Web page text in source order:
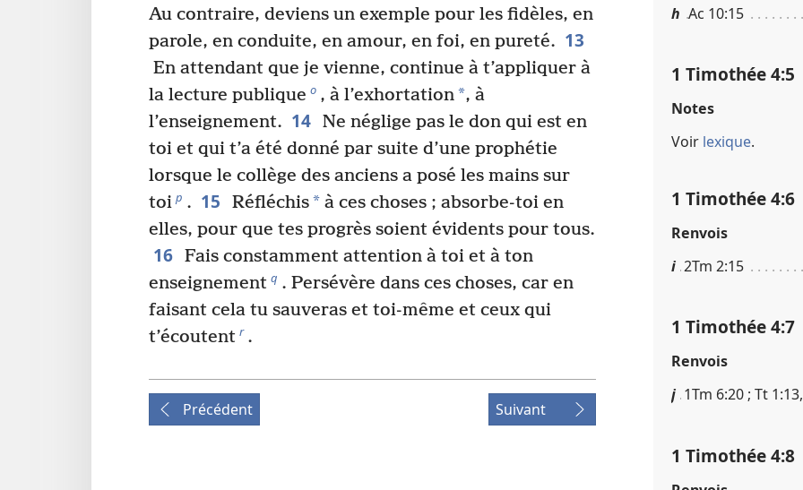
Au contraire, deviens un exemple pour les fidèles, en
parole, en conduite, en amour, en foi, en pureté. 13
En attendant que je vienne, continue à t’appliquer à
la lecture publique o , à l’exhortation*, à
l’enseignement. 14 Ne néglige pas le don qui est en
toi et qui t’a été donné par suite d’une prophétie
lorsque le collège des anciens a posé les mains sur
toi p . 15 Réfléchis*à ces choses ; absorbe-toi en
elles, pour que tes progrès soient évidents pour tous.
16 Fais constamment attention à toi et à ton
enseignement q . Persévère dans ces choses, car en
faisant cela tu sauveras et toi-même et ceux qui
t’écoutent r .
Précédent Suivant
h Ac 10​:​15
1 Timothée 4​:​5
Notes
Voir lexique.
1 Timothée 4​:​6
Renvois
i 2Tm 2​:​15
1 Timothée 4​:​7
Renvois
j 1Tm 6​:​20 ; Tt
1 Timothée 4​:​8